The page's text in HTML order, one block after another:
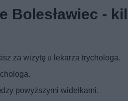
Bolesławiec -
za wizytę u lekarza trychologa.
powyższymi widełkami.